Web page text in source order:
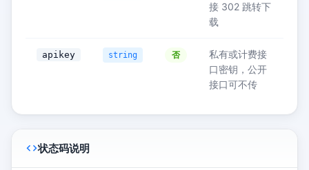
接 302 跳转下
载
apikey string 否
私有或计费接
口密钥，公开
接口可不传
状态码说明